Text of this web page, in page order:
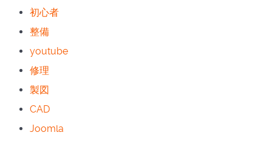
初心者
整備
youtube
修理
製図
CAD
Joomla